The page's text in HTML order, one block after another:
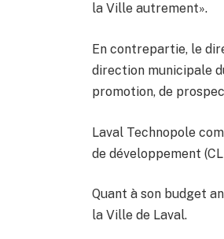
la Ville autrement».
En contrepartie, le
direction municipale
promotion, de
Laval Technopole
de développement
Quant à son budget
la Ville de Laval.